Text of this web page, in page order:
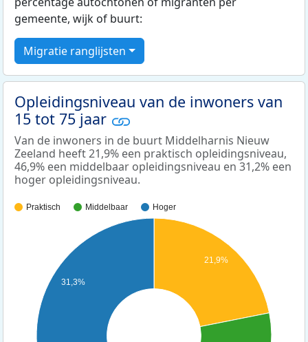
gemeente, wijk of buurt:
Migratie ranglijsten
Opleidingsniveau van de inwoners van
15 tot 75 jaar
Van de inwoners in de buurt Middelharnis Nieuw
Zeeland heeft 21,9% een praktisch opleidingsniveau,
46,9% een middelbaar opleidingsniveau en 31,2% een
hoger opleidingsniveau.
Praktisch Middelbaar Hoger
21,9%
31,3%